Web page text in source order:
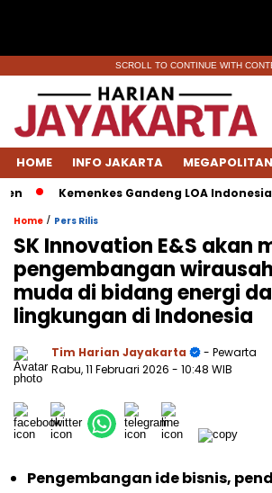
SCROLL TO CONTINUE WITH
HOME INFO JAKARTA MEGAPOLITAN
Kemenkes Gandeng LOA Indonesia
Home / Pers Rilis
SK Innovation E&S akan
pengembangan
muda di bidang energi
lingkungan di Indonesia
Tim Harian Jayakarta
- Pewarta
Rabu, 11 Februari 2026 - 10:48 WIB
Pengembangan ide bisnis,